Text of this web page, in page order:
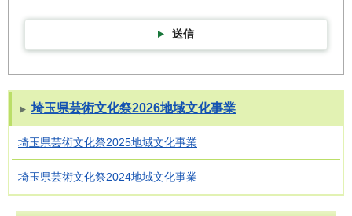
送信
埼玉県芸術文化祭2026地域文化事業
埼玉県芸術文化祭2025地域文化事業
埼玉県芸術文化祭2024地域文化事業